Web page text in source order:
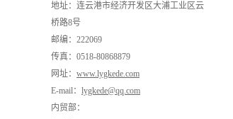
地址：连云港市经济开发区大浦工业区云
桥路8号
邮编：222069
传真：0518-80868879
网址： www.lygkede.com
E-mail： lygkede@qq.com
内贸部：